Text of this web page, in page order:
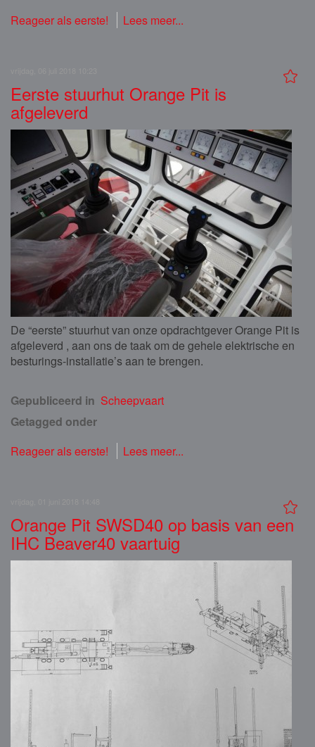
Reageer als eerste!
Lees meer...
Eerste stuurhut Orange Pit is
afgeleverd
De “eerste” stuurhut van onze opdrachtgever Orange Pit is
afgeleverd , aan ons de taak om de gehele elektrische en
besturings-installatie’s aan te brengen.
Gepubliceerd in Scheepvaart
Getagged onder
Reageer als eerste!
Lees meer...
Orange Pit SWSD40 op basis van een
IHC Beaver40 vaartuig